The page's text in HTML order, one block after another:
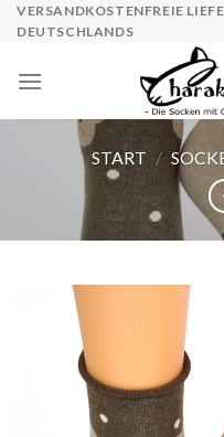
SkipVERSANDKOSTENFREIE
DEUTSCHLANDS
START /